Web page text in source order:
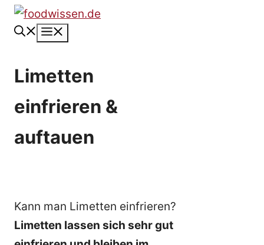
Zum
Inhalt
Limetten
einfrieren &
auftauen
Kann man Limetten einfrieren?
Limetten lassen sich sehr gut